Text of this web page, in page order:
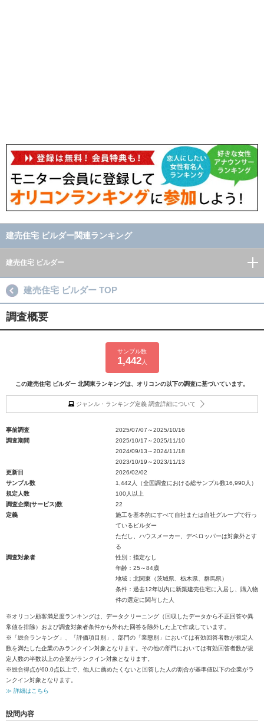
建売住宅 ビルダー関連ランキング
建売住宅 ビルダー
建売住宅 ビルダー TOP
調査概要
サンプル数
1,442人
この建売住宅 ビルダー 北関東ランキングは、オリコンの以下の調査に基づいています。
ジャンル・ランキング定義 調査詳細について
事前調査
2025/07/07～2025/10/16
調査期間
2025/10/17～2025/11/10
2024/09/13～2024/11/18
2023/10/19～2023/11/13
更新日
2026/02/02
サンプル数
1,442人（全国調査における総サンプル数16,990人）
規定人数
100人以上
調査企業(サービス)数
22
定義
施工を基本的にすべて自社または自社グループで行っ
ているビルダー
ただし、ハウスメーカー、デベロッパーは対象外とす
る
調査対象者
性別：指定なし
年齢：25～84歳
地域：北関東（茨城県、栃木県、群馬県）
条件：過去12年以内に新築建売住宅に入居し、購入物
件の選定に関与した人
※オリコン顧客満足度ランキングは、データクリーニング（回収したデータから不正回答や異
常値を排除）および調査対象者条件から外れた回答を除外した上で作成しています。
※「総合ランキング」、「評価項目別」、部門の「業態別」においては有効回答者数が規定人
数を満たした企業のみランクイン対象となります。その他の部門においては有効回答者数が規
定人数の半数以上の企業がランクイン対象となります。
※総合得点が60.0点以上で、他人に薦めたくないと回答した人の割合が基準値以下の企業がラ
ンクイン対象となります。
≫ 詳細はこちら
設問内容